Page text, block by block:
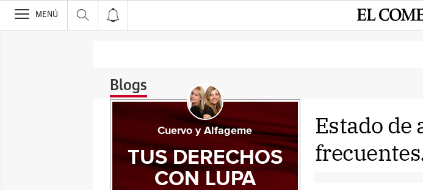
>
MENÚ
Blogs
Estado de
Cuervo y Alfageme
TUS DERECHOS
CON LUPA